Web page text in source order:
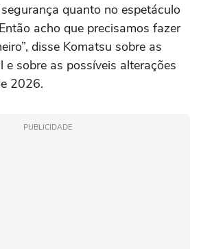
quanto no espetáculo
acho que precisamos fazer
disse Komatsu sobre as
e sobre as possíveis alterações
2026.
PUBLICIDADE